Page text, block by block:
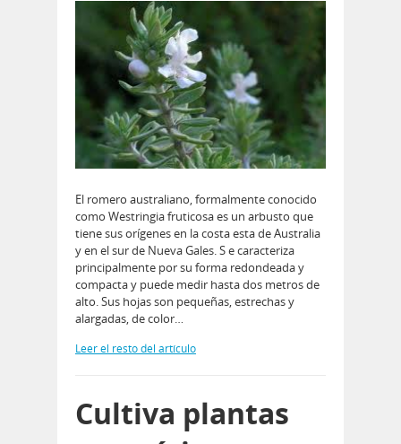
El romero australiano, formalmente conocido
como Westringia fruticosa es un arbusto que
tiene sus orígenes en la costa esta de Australia
y en el sur de Nueva Gales. S e caracteriza
principalmente por su forma redondeada y
compacta y puede medir hasta dos metros de
alto. Sus hojas son pequeñas, estrechas y
alargadas, de color…
Leer el resto del artículo
Cultiva plantas